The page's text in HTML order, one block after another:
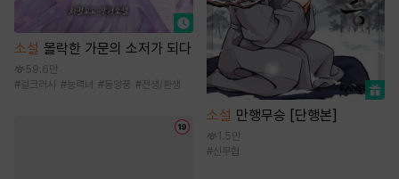
소설 몰락한 가문의 소저가 되다
59.6만
#걸크러시 #능력녀 #동양풍 #전생/환생
소설 만행무승 [단행본]
1.5만
#신무협